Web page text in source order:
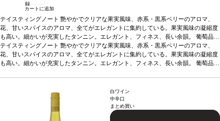
録
カートに追加
テイスティングノート 艶やかでクリアな果実風味、赤系・黒系ベリーのアロマ、
花、甘いスパイスのアロマ、全てがエレガントに集約している。果実風味の凝縮度
も高い。細かいが充実したタンニン。エレガント、フィネス、長い余韻。 葡萄品種
81% カベルネ・ソーヴィニヨン、11% カベルネ・フラン、7% メルロー、1% プテ
ィ・ヴェルド
テイスティングノート 艶やかでクリアな果実風味、赤系・黒系ベリーのアロマ、
花、甘いスパイスのアロマ、全てがエレガントに集約している。果実風味の凝縮度
も高い。細かいが充実したタンニン。エレガント、フィネス、長い余韻。 葡萄品種
白ワイン
中辛口
まとめ買い